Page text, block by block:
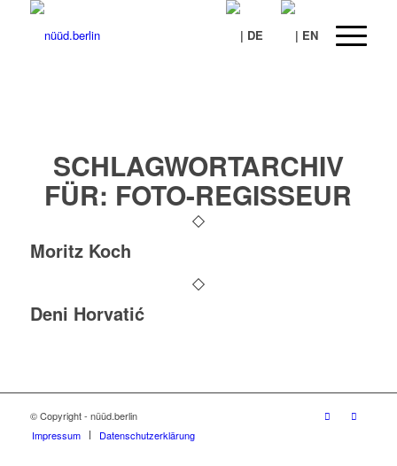
SCHLAGWORTARCHIV
FÜR: FOTO-REGISSEUR
Moritz Koch
Deni Horvatić
© Copyright - nüüd.berlin
Impressum
Datenschutzerklärung